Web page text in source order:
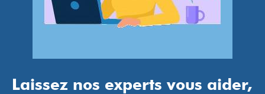
Laissez nos experts vous aider,